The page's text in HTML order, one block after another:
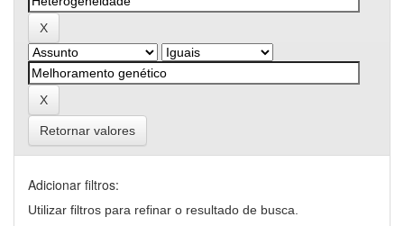
Retornar valores
Adicionar filtros:
Utilizar filtros para refinar o resultado de busca.